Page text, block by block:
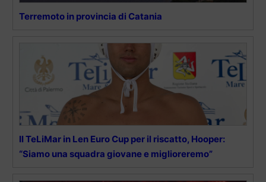
Terremoto in provincia di Catania
Il TeLiMar in Len Euro Cup per il riscatto, Hooper:
“Siamo una squadra giovane e miglioreremo”